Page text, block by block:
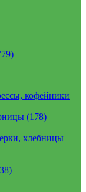
кофейники
(178)
хлебницы